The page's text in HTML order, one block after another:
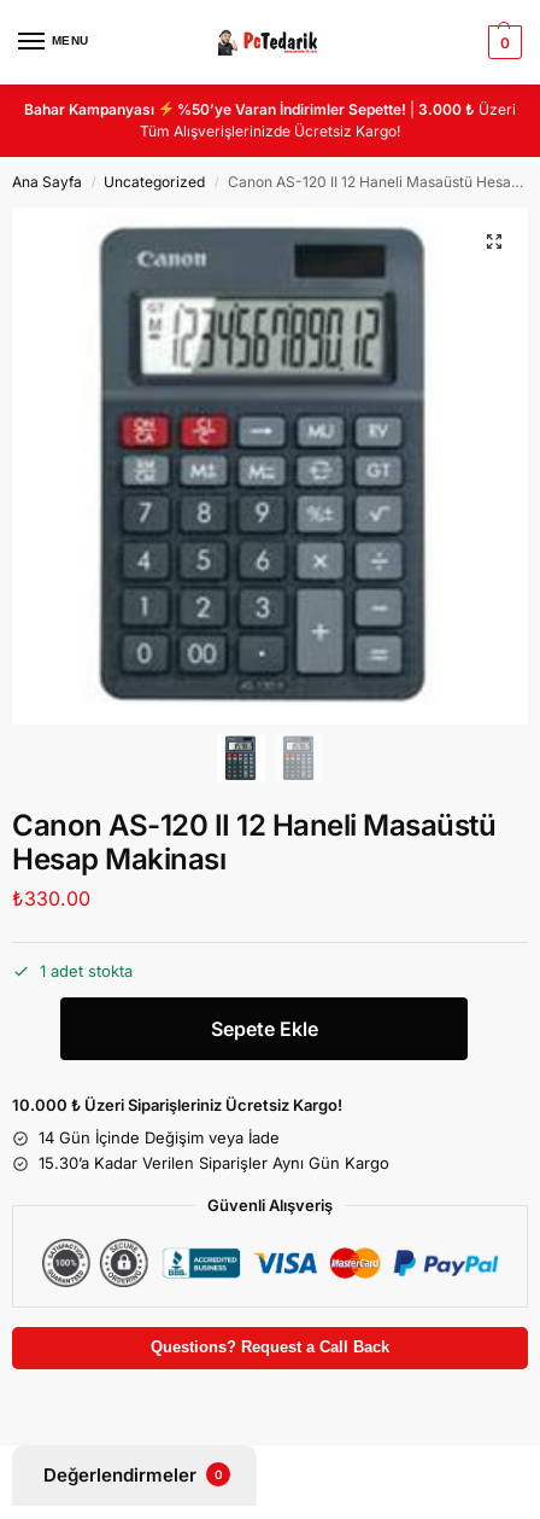
MENU 0
Bahar Kampanyası %50’ye Varan İndirimler Sepette! |3.000 ₺ Üzeri
Tüm Alışverişlerinizde Ücretsiz Kargo!
Ana Sayfa / Uncategorized / Canon AS-120 II 12 Haneli Masaüstü Hesap Makinası
Canon AS-120 II 12 Haneli Masaüstü
Hesap Makinası
₺330.00
1 adet stokta
Sepete Ekle
10.000 ₺ Üzeri Siparişleriniz Ücretsiz Kargo!
14 Gün İçinde Değişim veya İade
15.30’a Kadar Verilen Siparişler Aynı Gün Kargo
Güvenli Alışveriş
Questions? Request a Call Back
Değerlendirmeler 0